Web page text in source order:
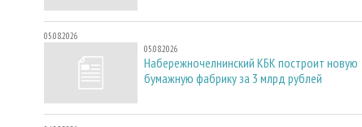
05.08.2026
05.08.2026
Набережночелнинский КБК построит новую
бумажную фабрику за 3 млрд рублей